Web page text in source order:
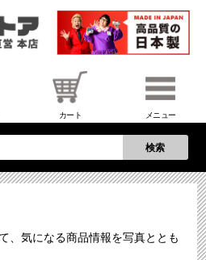
カート メニュー
検索
、気になる商品情報を写真ととも